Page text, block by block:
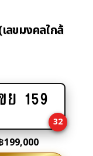
ลขมงคลใกล้
Add
cart
ย 159
32
199,000